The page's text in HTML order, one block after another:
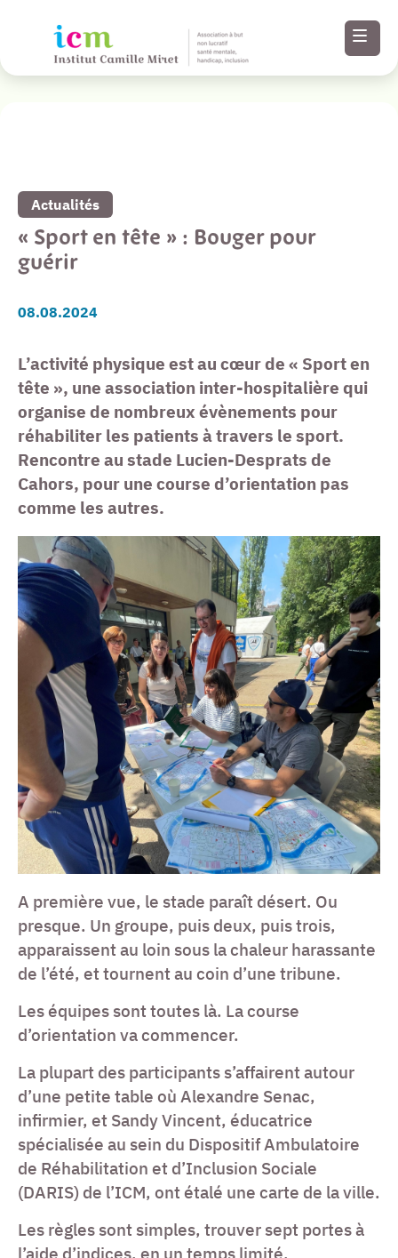
Paramètres
d’accessibilité
Contenu
Pied de page
Revenir à la liste de toutes nos actualités
Actualités
« Sport en tête » : Bouger pour
guérir
08.08.2024
L’activité physique est au cœur de « Sport en
tête », une association inter-hospitalière qui
organise de nombreux évènements pour
réhabiliter les patients à travers le sport.
Rencontre au stade Lucien-Desprats de
Cahors, pour une course d’orientation pas
comme les autres.
A première vue, le stade paraît désert. Ou
presque. Un groupe, puis deux, puis trois,
apparaissent au loin sous la chaleur harassante
de l’été, et tournent au coin d’une tribune.
Les équipes sont toutes là. La course
d’orientation va commencer.
La plupart des participants s’affairent autour
d’une petite table où Alexandre Senac,
infirmier, et Sandy Vincent, éducatrice
spécialisée au sein du Dispositif Ambulatoire
de Réhabilitation et d’Inclusion Sociale
(DARIS) de l’ICM, ont étalé une carte de la ville.
Les règles sont simples, trouver sept portes à
l’aide d’indices, en un temps limité.